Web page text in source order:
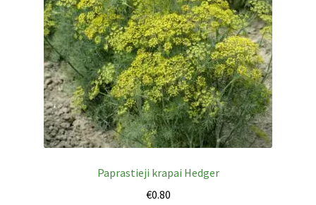
Paprastieji krapai Hedger
€0.80